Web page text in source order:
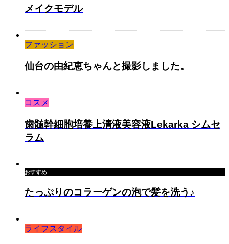
メイクモデル
ファッション
仙台の由紀恵ちゃんと撮影しました。
コスメ
歯髄幹細胞培養上清液美容液Lekarka シムセ
ラム
おすすめ
たっぷりのコラーゲンの泡で髪を洗う♪
ライフスタイル